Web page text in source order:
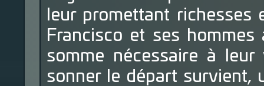
leur promettant
Francisco et ses
somme nécessaire à
sonner le départ survient,